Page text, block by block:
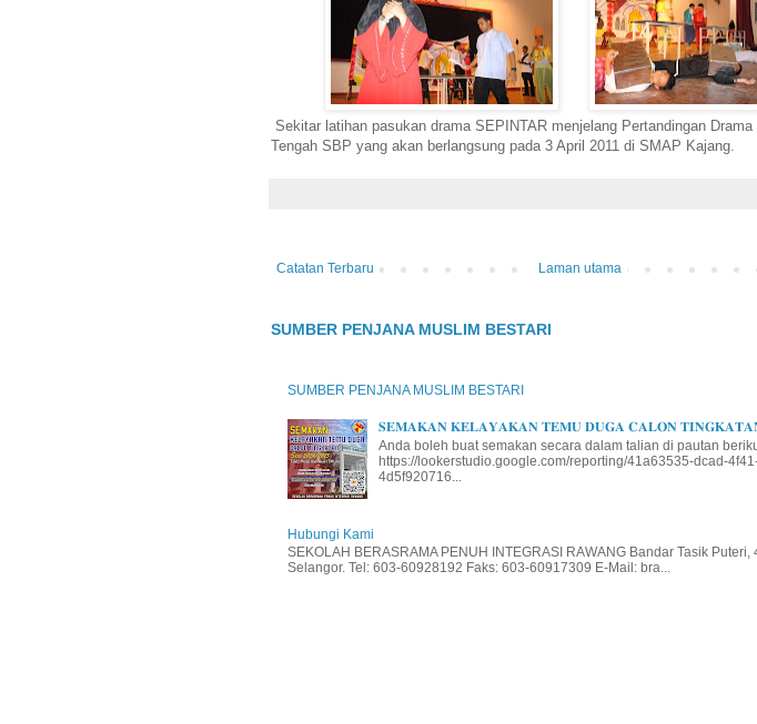
Sekitar latihan pasukan drama SEPINTAR menjelang Pertandingan
Tengah SBP yang akan berlangsung pada 3 April 2011 di SMAP Kajang.
Catatan Terbaru Laman utama
SUMBER PENJANA MUSLIM BESTARI
SUMBER PENJANA MUSLIM BESTARI
𝐒𝐄𝐌𝐀𝐊𝐀𝐍 𝐊𝐄𝐋𝐀𝐘𝐀𝐊𝐀𝐍 𝐓𝐄𝐌𝐔 𝐃𝐔𝐆𝐀 𝐂𝐀𝐋𝐎𝐍 𝐓𝐈𝐍𝐆𝐊𝐀𝐓𝐀𝐍 𝟏,
Anda boleh buat semakan secara dalam talian di pautan
https://lookerstudio.google.com/reporting/41a63535-dcad-
4d5f920716...
Hubungi Kami
SEKOLAH BERASRAMA PENUH INTEGRASI RAWANG Bandar Tasik
Selangor. Tel: 603-60928192 Faks: 603-60917309 E-Mail: bra...